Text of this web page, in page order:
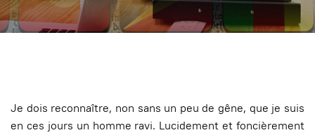
Je dois reconnaître, non sans un peu de gêne, que je suis
en ces jours un homme ravi. Lucidement et foncièrement